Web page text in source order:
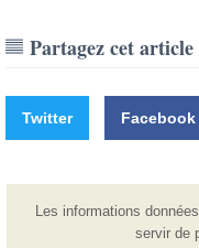
Partagez cet article
Twitter Facebook
Les informations
servir de